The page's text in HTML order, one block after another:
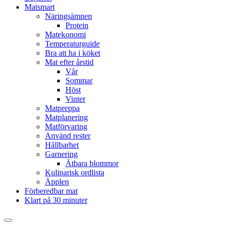
Matsmart
Näringsämnen
Protein
Matekonomi
Temperaturguide
Bra att ha i köket
Mat efter årstid
Vår
Sommar
Höst
Vinter
Matpreppa
Matplanering
Matförvaring
Använd rester
Hållbarhet
Garnering
Ätbara blommor
Kulinarisk ordlista
Äpplen
Förberedbar mat
Klart på 30 minuter
Slå